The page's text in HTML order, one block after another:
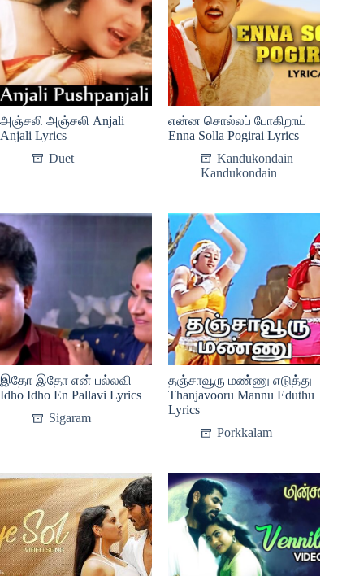
அஞ்சலி அஞ்சலி Anjali
Anjali Lyrics
Duet
என்ன சொல்லப் போகிறாய்
Enna Solla Pogirai Lyrics
Kandukondain
Kandukondain
இதோ இதோ என் பல்லவி
Idho Idho En Pallavi Lyrics
Sigaram
தஞ்சாவூரு மண்ணு எடுத்து
Thanjavooru Mannu Eduthu
Lyrics
Porkkalam